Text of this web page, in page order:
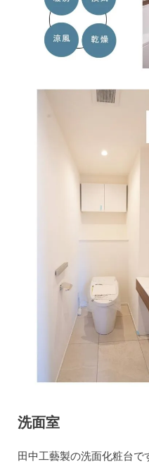
洗面室
田中工藝製の洗面化粧台